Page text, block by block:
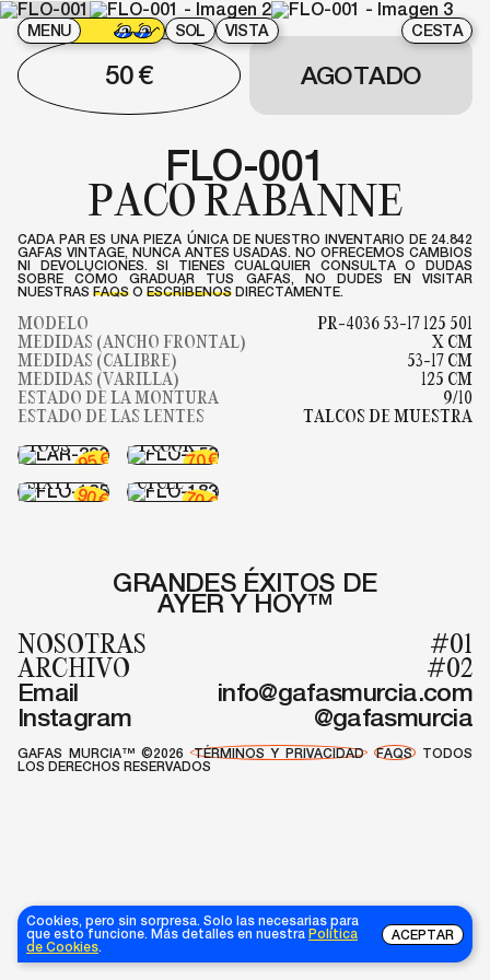
Cookies, pero sin sorpresa. Solo las necesarias para
que esto funcione. Más detalles en nuestra
Política
de Cookies
ACEPTAR
MENU SOL VISTA CESTA
FLO-001
PACO RABANNE
CADA PAR ES UNA PIEZA ÚNICA DE NUESTRO INVENTARIO DE 24.842
GAFAS VINTAGE, NUNCA ANTES USADAS. NO OFRECEMOS CAMBIOS
NI DEVOLUCIONES. SI TIENES CUALQUIER CONSULTA O DUDAS
SOBRE CÓMO GRADUAR TUS GAFAS, NO DUDES EN VISITAR
NUESTRAS FAQS O ESCRÍBENOS DIRECTAMENTE.
MODELO
PR-4036 53-17 125 501
MEDIDAS (ANCHO FRONTAL)
X CM
MEDIDAS (CALIBRE)
53-17 CM
MEDIDAS (VARILLA)
125 CM
ESTADO DE LA MONTURA
9/10
ESTADO DE LAS LENTES
TALCOS DE MUESTRA
50€ AGOTADO
TOUS
95€
T.COOK
70€
FLO-185
MISS
SIXTY
90€
FLO-183
EXALT
CYCLE
70€
GRANDES ÉXITOS DE
AYER Y HOY™
NOSOTRAS
#01
ARCHIVO
#02
Email
info@gafasmurcia.com
Instagram
@gafasmurcia
GAFAS MURCIA™ ©2026 TÉRMINOS Y PRIVACIDAD FAQS TODOS
LOS DERECHOS RESERVADOS